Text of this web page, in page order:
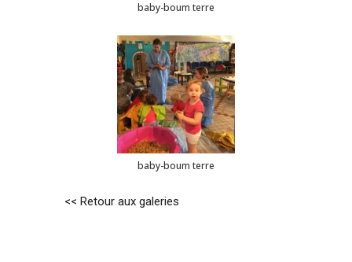
baby-boum terre
baby-boum terre
<< Retour aux galeries